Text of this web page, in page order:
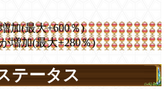
加(最大+600％)
増加(最大+280％)
テータス